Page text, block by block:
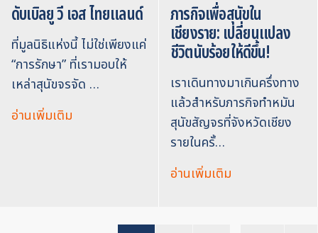
ดับเบิลยู วี เอส ไทยแลนด์
ที่มูลนิธิแห่งนี้ ไม่ใช่เพียงแค่
“การรักษา” ที่เรามอบให้
เหล่าสุนัขจรจัด …
อ่านเพิ่มเติม
ภารกิจเพื่อสุนัขใน
เชียงราย: เปลี่ยนแปลง
ชีวิตนับร้อยให้ดีขึ้น!
เราเดินทางมาเกินครึ่งทาง
แล้วสำหรับภารกิจทำหมัน
สุนัขสัญจรที่จังหวัดเชียง
รายในครั้…
อ่านเพิ่มเติม